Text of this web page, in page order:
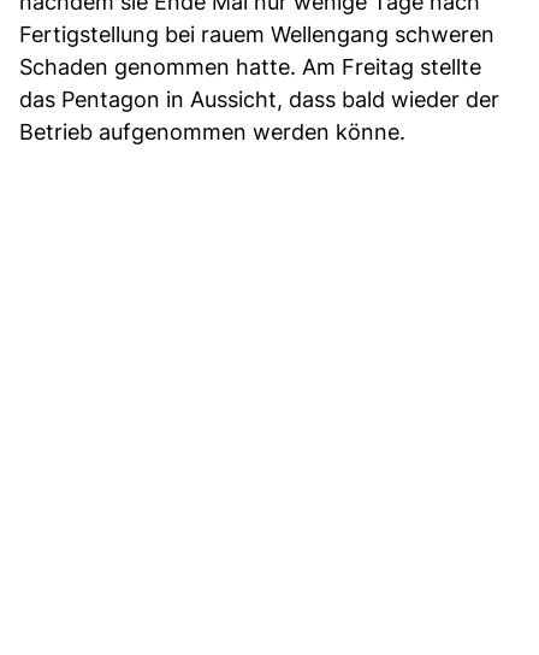
Fertigstellung bei rauem Wellengang schweren
Schaden genommen hatte. Am Freitag stellte
das Pentagon in Aussicht, dass bald wieder der
Betrieb aufgenommen werden könne.